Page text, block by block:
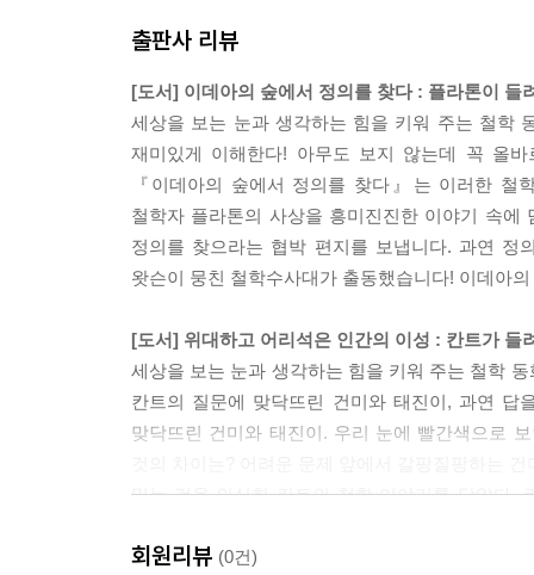
출판사 리뷰
[도서] 이데아의 숲에서 정의를 찾다 : 플라톤이 들
세상을 보는 눈과 생각하는 힘을 키워 주는 철학
재미있게 이해한다! 아무도 보지 않는데 꼭 올
『이데아의 숲에서 정의를 찾다』는 이러한 철
철학자 플라톤의 사상을 흥미진진한 이야기 속
정의를 찾으라는 협박 편지를 보냅니다. 과연 정
왓슨이 뭉친 철학수사대가 출동했습니다! 이데아
[도서] 위대하고 어리석은 인간의 이성 : 칸트가 들
세상을 보는 눈과 생각하는 힘을 키워 주는 철학
칸트의 질문에 맞닥뜨린 건미와 태진이, 과연
맞닥뜨린 건미와 태진이. 우리 눈에 빨간색으로
믿는 것을 의심한 칸트의 철학 이야기를 담았다.
회원리뷰 (0건)